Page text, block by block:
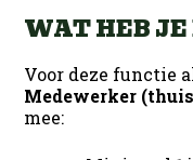
WAT HEB
Voor deze functie
Medewerker
mee: